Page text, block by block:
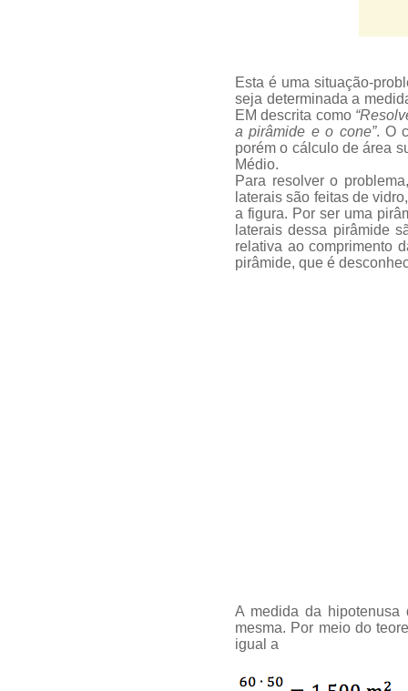
Esta é uma situação-
seja determinada a
EM descrita como
a pirâmide e o cone”. O
porém o cálculo de área
Médio.
Para resolver o
laterais são feitas de
a figura. Por ser uma
laterais dessa pirâmide
relativa ao comprimento
pirâmide, que é
A medida da hipotenusa
mesma. Por meio do
igual a